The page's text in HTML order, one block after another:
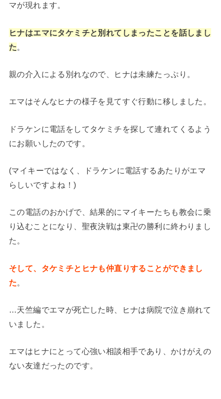
マが現れます。
ヒナはエマにタケミチと別れてしまったことを話しまし
た
親の介入による別れなので、ヒナは未練たっぷり。
エマはそんなヒナの様子を見てすぐ行動に移しました。
ドラケンに電話をしてタケミチを探して連れてくるよう
にお願いしたのです。
(マイキーではなく、ドラケンに電話するあたりがエマ
らしいですよね！)
この電話のおかげで、結果的にマイキーたちも教会に乗
り込むことになり、聖夜決戦は東卍の勝利に終わりまし
た。
そして、タケミチとヒナも仲直りすることができまし
た。
…天竺編でエマが死亡した時、ヒナは病院で泣き崩れて
いました。
エマはヒナにとって心強い相談相手であり、かけがえの
ない友達だったのです。